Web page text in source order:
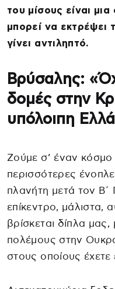
του μίσους είναι
μπορεί να εκτρέψει
γίνει αντιληπτό.
Βρύσαλης:
δομές στην
υπόλοιπη
Ζούμε σ’ έναν κόσμο
περισσότερες
πλανήτη μετά τον
επίκεντρο, μάλιστα,
βρίσκεται δίπλα
πολέμους στην
στους οποίους έχετε